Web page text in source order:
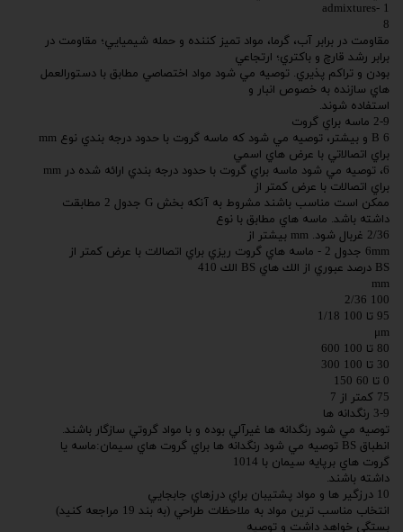
1 -admixtures
8
مقاومت در برابر آب، گرما، مواد تميز كننده و حمله شيميايي؛ مقاومت در
برابر رشد قارچ و باكتري؛ ارتجاعي
بودن و تراكم پذيري. توصيه مي شود مواد اختصاصي مطابق با دستورالعمل
هاي سازنده به خصوص انبار و
استفاده شوند.
2-9 ماسه براي گروت
B 6 و بيشتر، توصيه مي شود كه ماسه گروت با حدود درجه بندي نوع mm
براي اتصالاتي با عرض هاي اسمي
6، توصيه مي شود ماسه براي گروت با حدود درجه بندي ارائه شده در mm
براي اتصالات با عرض كمتر از
ممكن است مناسب باشند مشروط به آنكه بخش G جدول 2 مطابقت
داشته باشد. ماسه هاي مطابق با نوع
2/36 غربال شود. mm بيشتر از
6mm جدول 2 - ماسه هاي گروت ريزي براي اتصالات با عرض كمتر از
BS درصد عبوري از الك هاي BS الك 410
mm
100 2/36
95 تا 100 1/18
μm
80 تا 100 600
30 تا 100 300
0 تا 60 150
75 كمتر از 7
3-9 رنگدانه ها
توصيه مي شود رنگدانه ها غيرآلي بوده و با مواد گروتي سازگار باشند.
انطباق BS توصيه مي شود رنگدانه ها براي گروت هاي سيمان:ماسه يا
گروت هاي برپايه سيمان با 1014
داشته باشند.
10 درزگير ها و مواد پشتيبان براي درزهاي جابجايي
انتخاب مناسب ترين مواد به ملاحظات طراحي (به بند 19 مراجعه كنيد)
بستگي خواهد داشت و توصيه